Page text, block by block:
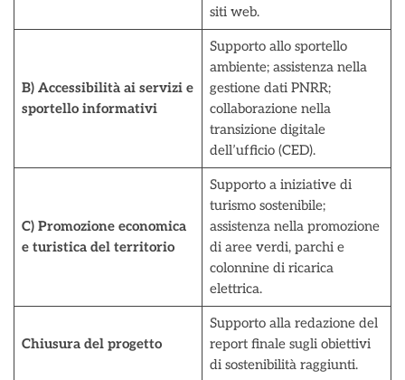
siti web.
B) Accessibilità ai servizi e
sportello informativi
Supporto allo sportello
ambiente; assistenza nella
gestione dati PNRR;
collaborazione nella
transizione digitale
dell’ufficio (CED).
C) Promozione economica
e turistica del territorio
Supporto a iniziative di
turismo sostenibile;
assistenza nella promozione
di aree verdi, parchi e
colonnine di ricarica
elettrica.
Chiusura del progetto
Supporto alla redazione del
report finale sugli obiettivi
di sostenibilità raggiunti.